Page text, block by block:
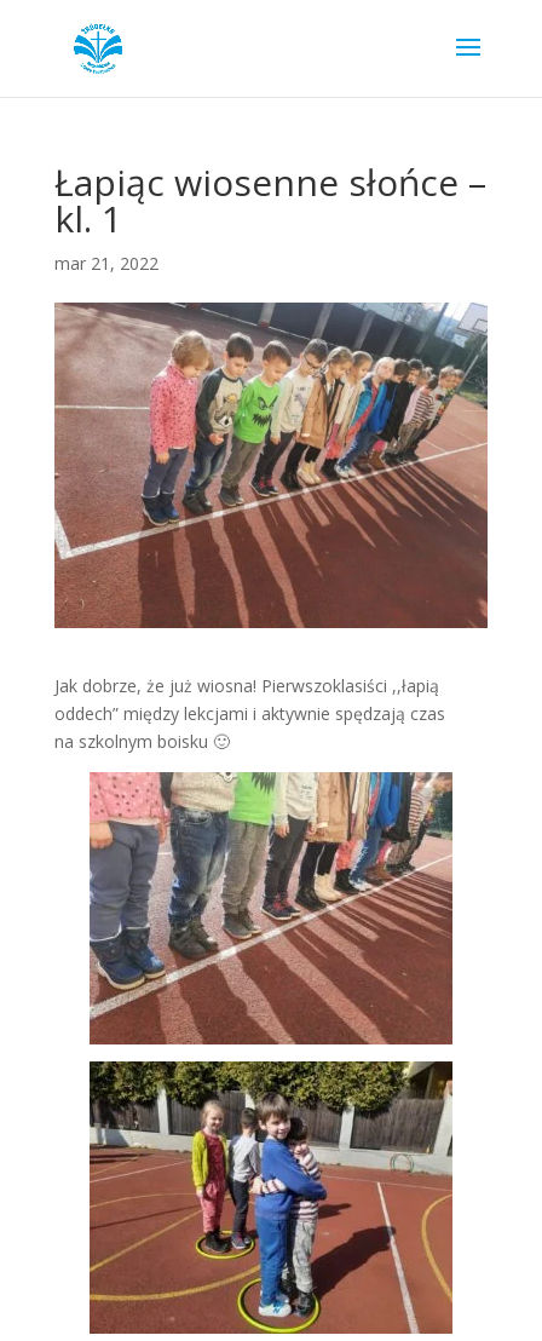
Łapiąc wiosenne słońce –
kl. 1
mar 21, 2022
Jak dobrze, że już wiosna! Pierwszoklasiści ,,łapią
oddech” między lekcjami i aktywnie spędzają czas
na szkolnym boisku 🙂